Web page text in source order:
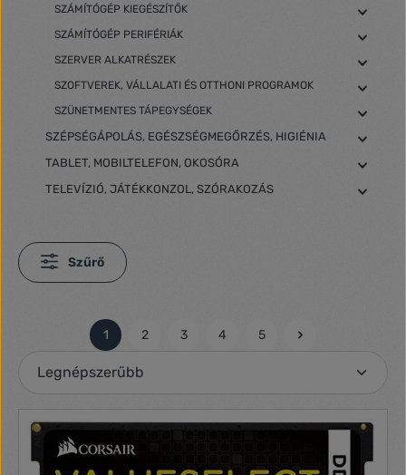
SZÁMÍTÓGÉP KIEGÉSZÍTŐK
SZÁMÍTÓGÉP PERIFÉRIÁK
SZERVER ALKATRÉSZEK
SZOFTVEREK, VÁLLALATI ÉS OTTHONI PROGRAMOK
SZÜNETMENTES TÁPEGYSÉGEK
SZÉPSÉGÁPOLÁS, EGÉSZSÉGMEGŐRZÉS, HIGIÉNIA
TABLET, MOBILTELEFON, OKOSÓRA
TELEVÍZIÓ, JÁTÉKKONZOL, SZÓRAKOZÁS
Szűrő
Oldal
1
Oldal
2
Oldal
3
Oldal
4
Oldal
5